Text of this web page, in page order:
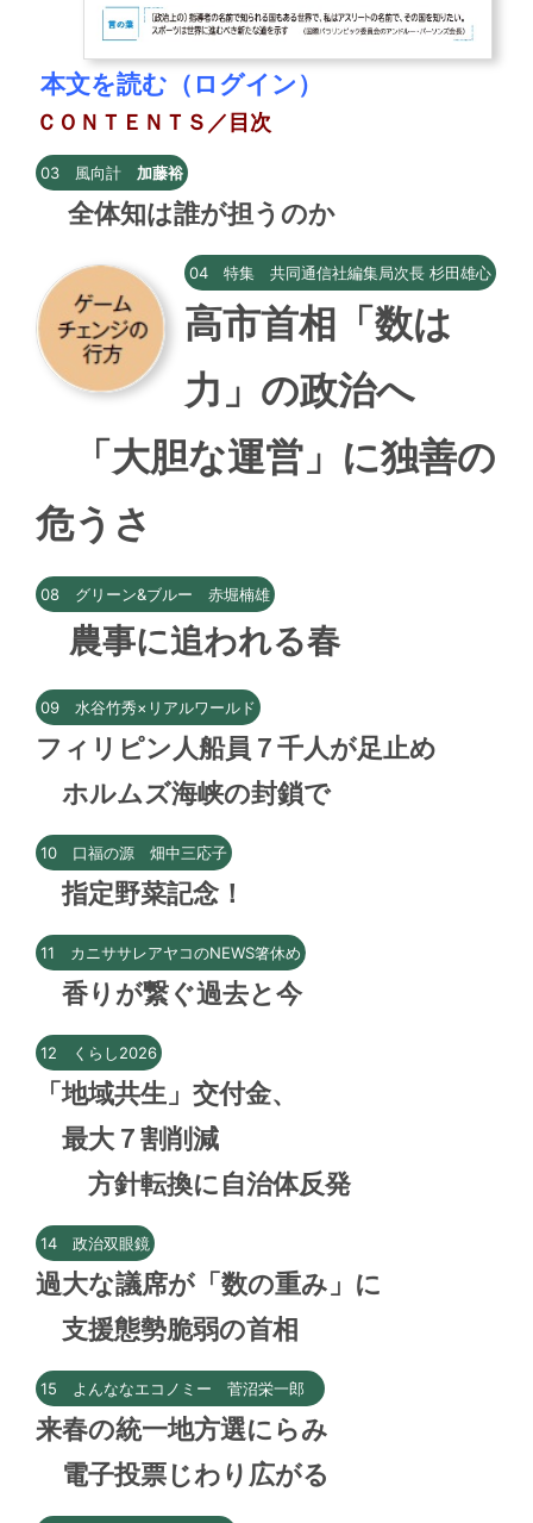
本文を読む（ログイン）
ＣＯＮＴＥＮＴＳ／目次
03 風向計 加藤裕
全体知は誰が担うのか
04 特集 共同通信社編集局次長 杉田雄心
高市首相「数は
力」の政治へ
「大胆な運営」に独善の
危うさ
08 グリーン&ブルー 赤堀楠雄
農事に追われる春
09 水谷竹秀×リアルワールド
フィリピン人船員７千人が足止め
ホルムズ海峡の封鎖で
10 口福の源 畑中三応子
指定野菜記念！
11 カニササレアヤコのNEWS箸休め
香りが繋ぐ過去と今
12 くらし2026
「地域共生」交付金、
最大７割削減
方針転換に自治体反発
14 政治双眼鏡
過大な議席が「数の重み」に
支援態勢脆弱の首相
15 よんななエコノミー 菅沼栄一郎
来春の統一地方選にらみ
電子投票じわり広がる